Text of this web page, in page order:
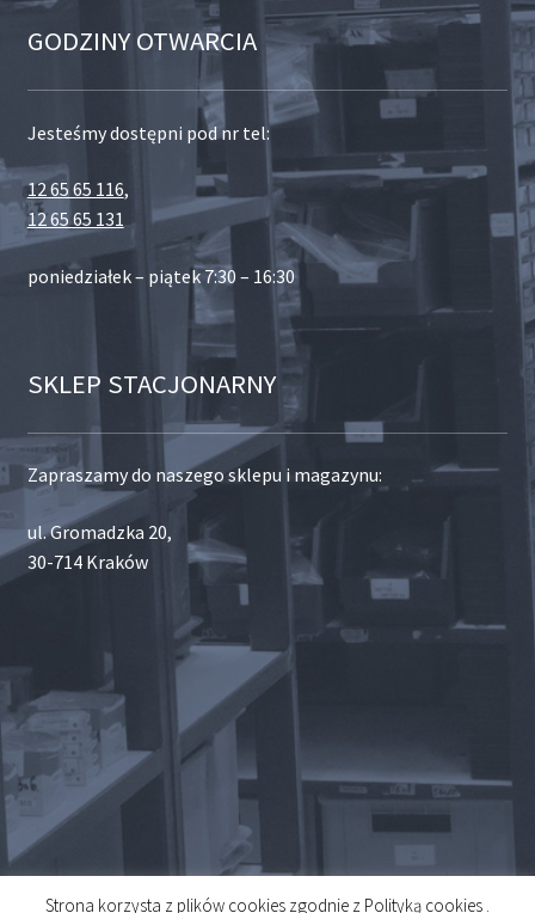
GODZINY OTWARCIA
Jesteśmy dostępni pod nr tel:
12 65 65 116,
12 65 65 131
poniedziałek – piątek 7:30 – 16:30
SKLEP STACJONARNY
Zapraszamy do naszego sklepu i magazynu:
ul. Gromadzka 20,
30-714 Kraków
Strona korzysta z plików cookies zgodnie z Polityką cookies .